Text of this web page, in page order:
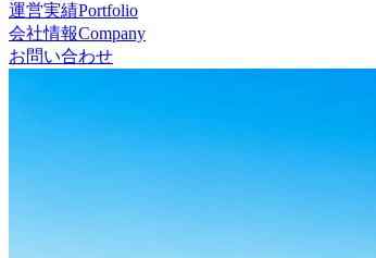
運営実績Portfolio
会社情報Company
お問い合わせ